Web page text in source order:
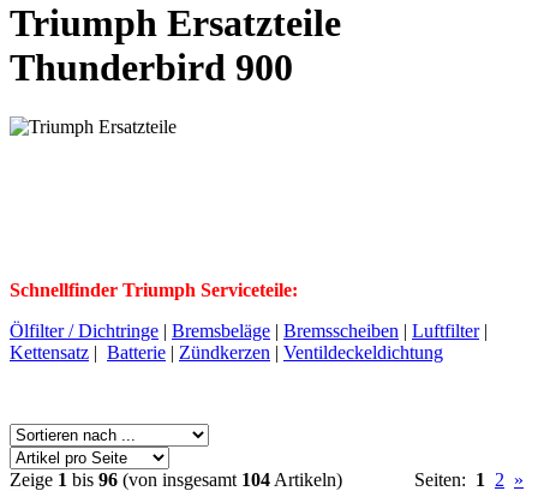
Triumph Ersatzteile
Thunderbird 900
Schnellfinder Triumph Serviceteile:
Ölfilter / Dichtringe | Bremsbeläge | Bremsscheiben | Luftfilter|
Kettensatz | Batterie | Zündkerzen | Ventildeckeldichtung
Zeige 1 bis 96 (von insgesamt 104 Artikeln) Seiten: 1 2 »